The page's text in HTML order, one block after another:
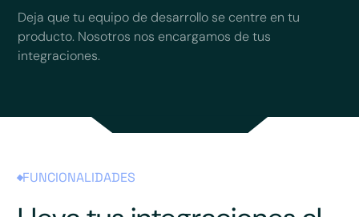
Deja que tu equipo de desarrollo se centre en tu
producto. Nosotros nos encargamos de tus
integraciones.
FUNCIONALIDADES